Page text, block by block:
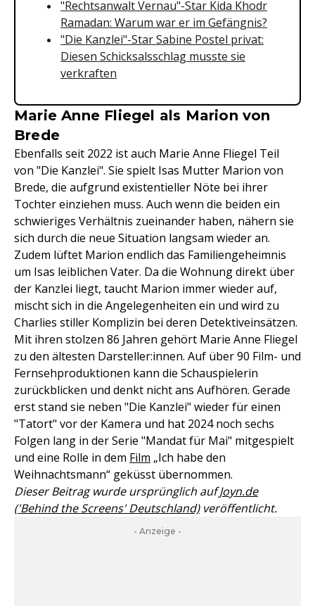
"Rechtsanwalt Vernau"-Star Kida Khodr
Ramadan: Warum war er im Gefängnis?
"Die Kanzlei"-Star Sabine Postel privat:
Diesen Schicksalsschlag musste sie
verkraften
Marie Anne Fliegel als Marion von
Brede
Ebenfalls seit 2022 ist auch Marie Anne Fliegel Teil
von "Die Kanzlei". Sie spielt Isas Mutter Marion von
Brede, die aufgrund existentieller Nöte bei ihrer
Tochter einziehen muss. Auch wenn die beiden ein
schwieriges Verhältnis zueinander haben, nähern sie
sich durch die neue Situation langsam wieder an.
Zudem lüftet Marion endlich das Familiengeheimnis
um Isas leiblichen Vater. Da die Wohnung direkt über
der Kanzlei liegt, taucht Marion immer wieder auf,
mischt sich in die Angelegenheiten ein und wird zu
Charlies stiller Komplizin bei deren Detektiveinsätzen.
Mit ihren stolzen 86 Jahren gehört Marie Anne Fliegel
zu den ältesten Darsteller:innen. Auf über 90 Film- und
Fernsehproduktionen kann die Schauspielerin
zurückblicken und denkt nicht ans Aufhören. Gerade
erst stand sie neben "Die Kanzlei" wieder für einen
"Tatort" vor der Kamera und hat 2024 noch sechs
Folgen lang in der Serie "Mandat für Mai" mitgespielt
und eine Rolle in dem Film „Ich habe den
Weihnachtsmann“ geküsst übernommen.
Dieser Beitrag wurde ursprünglich aufJoyn.de
('Behind the Screens' Deutschland)veröffentlicht.
- Anzeige -